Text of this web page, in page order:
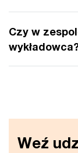
Czy w
Weź